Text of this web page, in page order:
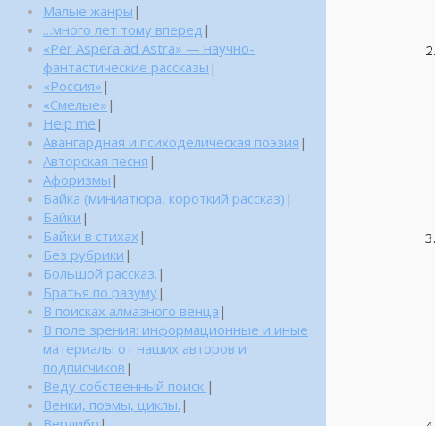
Малые жанры |
…много лет тому вперед |
«Per Aspera ad Astra» — научно-
фантастические рассказы |
«Россия» |
«Смелые» |
Help me |
Авангардная и психоделическая поэзия |
Авторская песня |
Афоризмы |
Байка (миниатюра, короткий рассказ) |
Байки |
Байки в стихах |
Без рубрики |
Большой рассказ. |
Братья по разуму|
В поисках алмазного венца |
В поле зрения: информационные и иные
материалы от наших авторов и
подписчиков |
Веду собственный поиск. |
Венки, поэмы, циклы. |